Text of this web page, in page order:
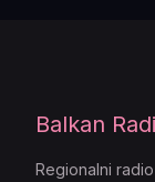
Balkan
Regionalni